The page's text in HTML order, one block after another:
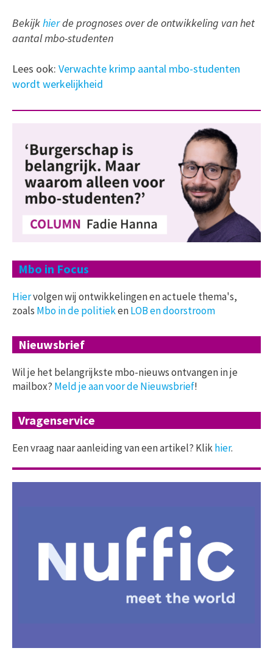
Bekijkhierde prognoses over de ontwikkeling van het
aantal mbo-studenten
Lees ook: Verwachte krimp aantal mbo-studenten
wordt werkelijkheid
Mbo in Focus
Hiervolgen wij ontwikkelingen en actuele thema's,
zoals Mbo in de politiekenLOB en doorstroom
Nieuwsbrief
Wil je het belangrijkste mbo-nieuws ontvangen in je
mailbox? Meld je aan voor de Nieuwsbrief!
Vragenservice
Een vraag naar aanleiding van een artikel? Klikhier.